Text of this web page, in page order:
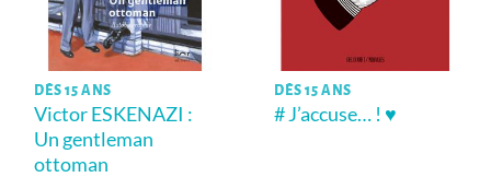
DÈS 15 ANS
Victor ESKENAZI :
Un gentleman
ottoman
DÈS 15 ANS
# J’accuse… ! ♥